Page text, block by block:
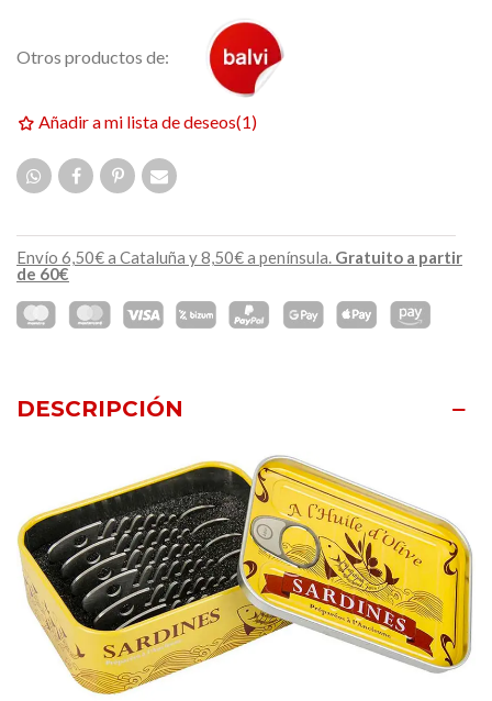
Otros productos de:
Añadir a mi lista de deseos(1)
Envío 6,50€ a Cataluña y 8,50€ a península. Gratuito a partir
de 60€
DESCRIPCIÓN